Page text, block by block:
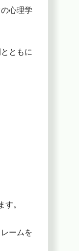
心理学
ともに
。
ームを